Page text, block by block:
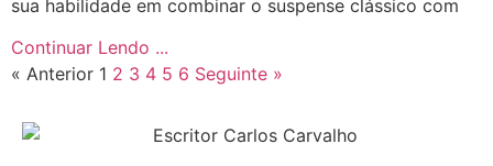
sua habilidade em combinar o suspense clássico com
Continuar Lendo ...
« Anterior 1 2 3 4 5 6 Seguinte »